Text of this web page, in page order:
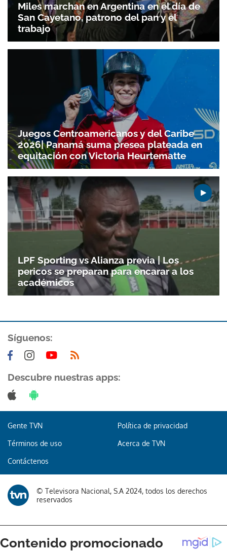
ACEPTAR
Miles marchan en Argentina en el día de
San Cayetano, patrono del pan y el
trabajo
Juegos Centroamericanos y del Caribe
2026| Panamá suma presea plateada en
equitación con Victoria Heurtematte
LPF Sporting vs Alianza previa | Los
pericos se preparan para encarar a los
académicos
Síguenos:
Descubre nuestras apps:
Gente TVN Política de privacidad
Términos de uso Acerca de TVN
Contáctenos
© Televisora Nacional, S.A 2024, todos los derechos
reservados